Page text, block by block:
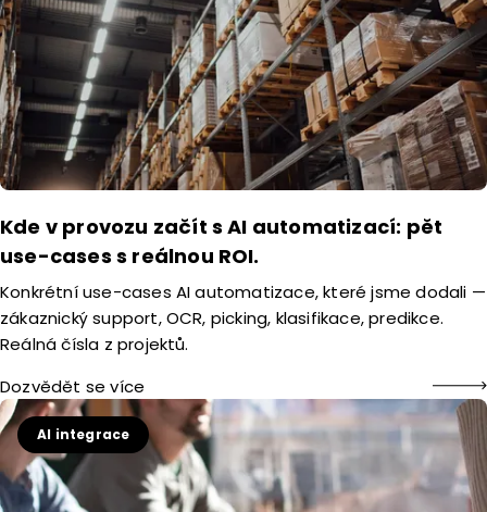
Kde v provozu začít s AI automatizací: pět
use-cases s reálnou ROI.
Konkrétní use-cases AI automatizace, které jsme dodali —
zákaznický support, OCR, picking, klasifikace, predikce.
Reálná čísla z projektů.
Dozvědět se více
AI integrace